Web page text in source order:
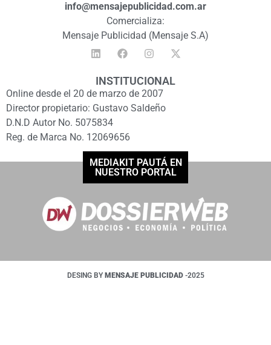
info@mensajepublicidad.com.ar
Comercializa:
Mensaje Publicidad (Mensaje S.A)
INSTITUCIONAL
Online desde el 20 de marzo de 2007
Director propietario: Gustavo Saldeño
D.N.D Autor No. 5075834
Reg. de Marca No. 12069656
MEDIAKIT PAUTÁ EN
NUESTRO PORTAL
DESING BY MENSAJE PUBLICIDAD -2025